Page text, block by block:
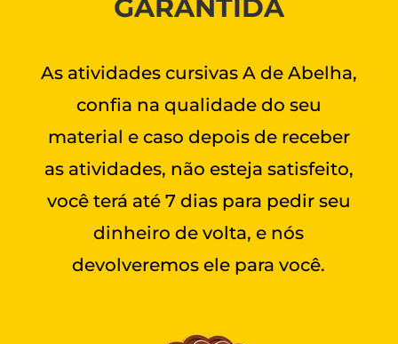
GARANTIDA
As atividades cursivas A de Abelha,
confia na qualidade do seu
material e caso depois de receber
as atividades, não esteja satisfeito,
você terá até 7 dias para pedir seu
dinheiro de volta, e nós
devolveremos ele para você.